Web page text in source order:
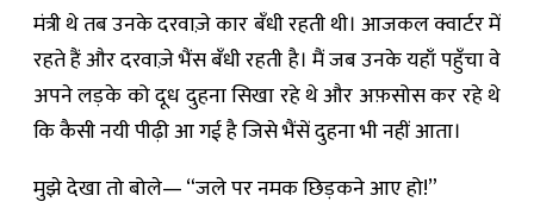
मंत्री थे तब उनके दरवाज़े कार बँधी रहती थी। आजकल क्वार्टर में
रहते हैं और दरवाज़े भैंस बँधी रहती है। मैं जब उनके यहाँ पहुँचा वे
अपने लड़के को दूध दुहना सिखा रहे थे और अफ़सोस कर रहे थे
कि कैसी नयी पीढ़ी आ गई है जिसे भैंसें दुहना भी नहीं आता।
मुझे देखा तो बोले— “जले पर नमक छिड़कने आए हो!”